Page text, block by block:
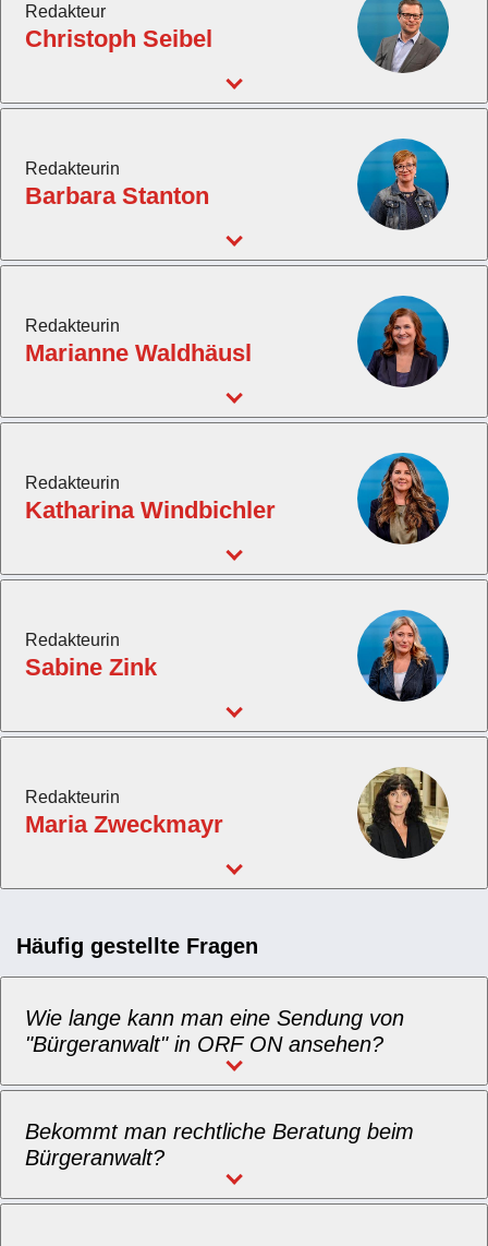
Redakteur
Christoph Seibel
Redakteurin
Barbara Stanton
Redakteurin
Marianne Waldhäusl
Redakteurin
Katharina Windbichler
Redakteurin
Sabine Zink
Redakteurin
Maria Zweckmayr
Häufig gestellte Fragen
Wie lange kann man eine Sendung von
"Bürgeranwalt" in ORF ON ansehen?
Bekommt man rechtliche Beratung beim
Bürgeranwalt?